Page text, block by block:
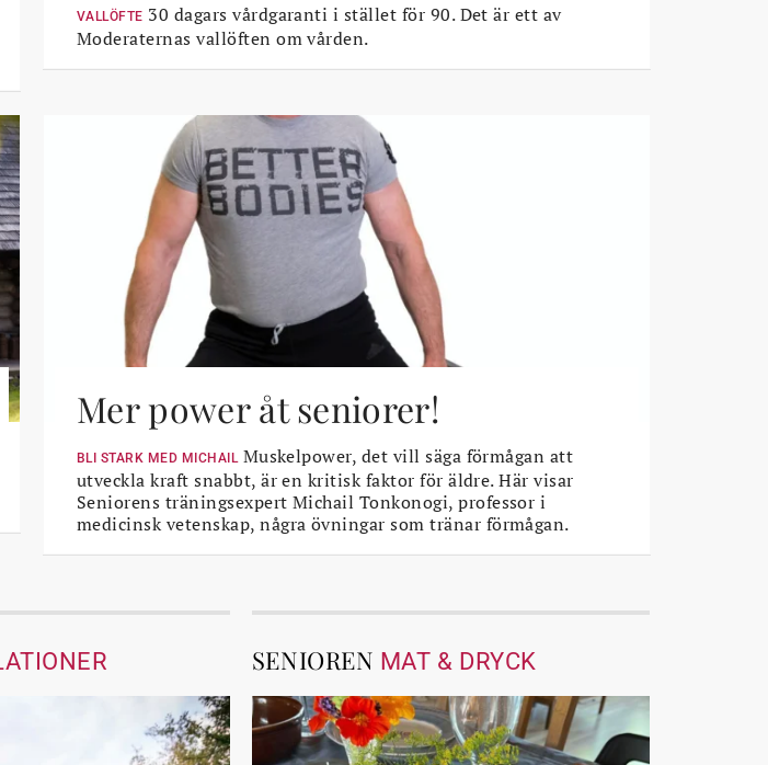
VALLÖFTE 30 dagars vårdgaranti i stället för 90. Det är ett av
Moderaternas vallöften om vården.
Mer power åt seniorer!
BLI STARK MED MICHAILMuskelpower, det vill säga förmågan att
utveckla kraft snabbt, är en kritisk faktor för äldre. Här visar
Seniorens träningsexpert Michail Tonkonogi, professor i
medicinsk vetenskap, några övningar som tränar förmågan.
SENIOREN MAT & DRYCK